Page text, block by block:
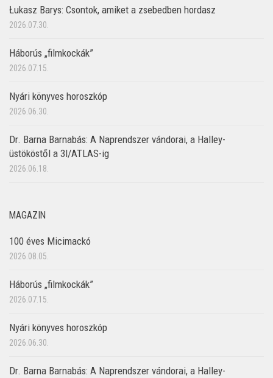
Łukasz Barys: Csontok, amiket a zsebedben hordasz
2026.07.30.
Háborús „filmkockák”
2026.07.15.
Nyári könyves horoszkóp
2026.06.30.
Dr. Barna Barnabás: A Naprendszer vándorai, a Halley-
üstököstől a 3I/ATLAS-ig
2026.06.18.
MAGAZIN
100 éves Micimackó
2026.08.05.
Háborús „filmkockák”
2026.07.15.
Nyári könyves horoszkóp
2026.06.30.
Dr. Barna Barnabás: A Naprendszer vándorai, a Halley-